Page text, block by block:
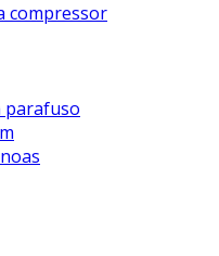
compressor
parafuso